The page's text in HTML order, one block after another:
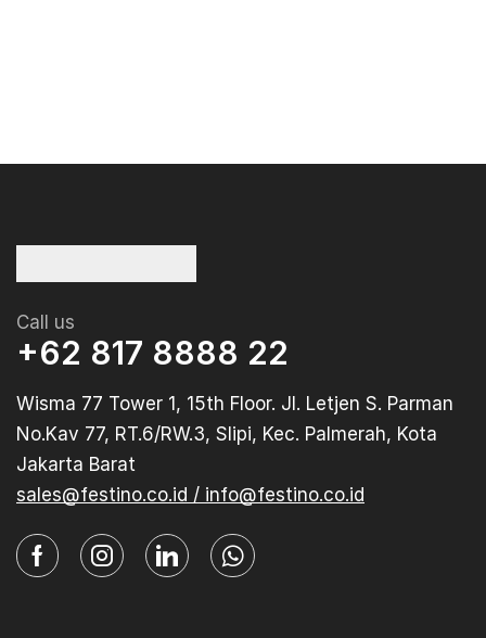
Call us
+62 817 8888 22
Wisma 77 Tower 1, 15th Floor. Jl. Letjen S. Parman
No.Kav 77, RT.6/RW.3, Slipi, Kec. Palmerah, Kota
Jakarta Barat
sales@festino.co.id / info@festino.co.id